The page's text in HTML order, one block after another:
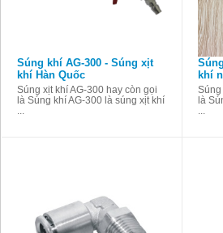
Súng khí AG-300 - Súng xịt
khí Hàn Quốc
Súng xịt khí AG-300 hay còn gọi
là Súng khí AG-300 là súng xịt khí
...
khí
Súng
là
...